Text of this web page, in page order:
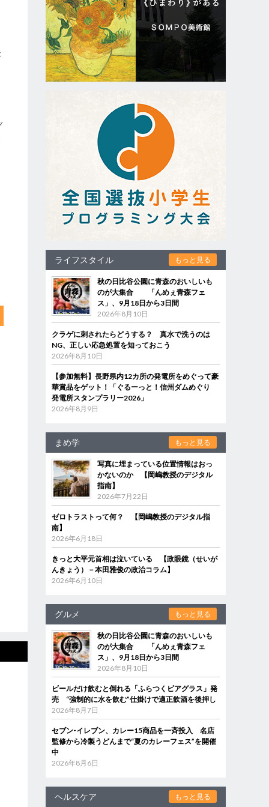
ライフスタイル もっと見る
秋の日比谷公園に青森のおいしいも
のが大集合 「んめぇ青森フェ
ス」、9月18日から3日間
2026年8月10日
クラゲに刺されたらどうする？ 真水で洗うのは
NG、正しい応急処置を知っておこう
2026年8月10日
【参加無料】長野県内12カ所の発電所をめぐって豪
華賞品をゲット！「ぐるーっと！信州ダムめぐり
発電所スタンプラリー2026」
2026年8月9日
まめ学 もっと見る
写真に埋まっている位置情報はおっ
かないのか 【岡嶋教授のデジタル
指南】
2026年7月22日
ゼロトラストって何？ 【岡嶋教授のデジタル指
南】
2026年6月18日
きっと大平元首相は泣いている 【政眼鏡（せいが
んきょう）－本田雅俊の政治コラム】
2026年6月10日
グルメ もっと見る
秋の日比谷公園に青森のおいしいも
のが大集合 「んめぇ青森フェ
ス」、9月18日から3日間
2026年8月10日
ビールだけ飲むと倒れる「ふらつくビアグラス」発
売 “強制的に水を飲む”仕掛けで適正飲酒を後押し
2026年8月7日
セブン‐イレブン、カレー15商品を一斉投入 名店
監修から冷製うどんまで“夏のカレーフェス”を開催
中
2026年8月6日
ヘルスケア もっと見る